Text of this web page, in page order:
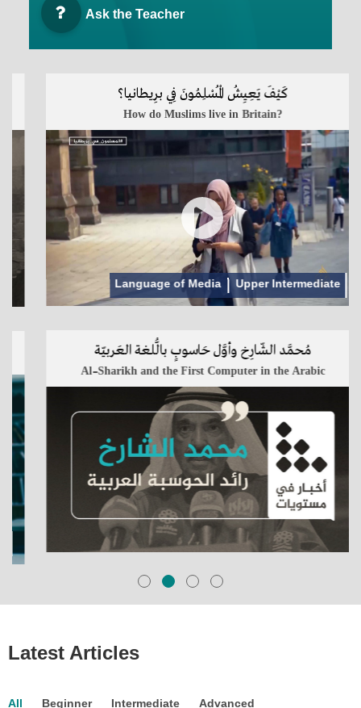
Ask the Teacher
كَيْفَ يَعِيِشُ الْمُسْلِمُونَ فِي برِيطانيا؟
How do Muslims live in Britain?
Language of Media Upper Intermediate
مُحمَّد الشّارِخ وأوَّل حَاسوبٍ بالُّلغة العَربيّة
Al-Sharikh and the First Computer in the Arabic
Latest Articles